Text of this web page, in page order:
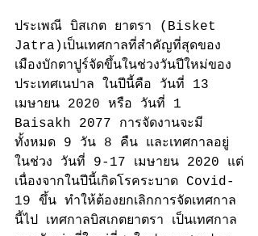
ประเพณี บิสเกต ยาตรา (Bisket
Jatra)เป็นเทศกาลที่สำคัญที่สุดของ
เมืองบักตาปูร์จัดขึ้นในช่วงวันปีใหม่ของ
ประเทศเนปาล ในปีนี้คือ วันที่ 13
เมษายน 2020 หรือ วันที่ 1
Baisakh 2077 การจัดงานจะมี
ทั้งหมด 9 วัน 8 คืน และเทศกาลอยู่
ในช่วง วันที่ 9-17 เมษายน 2020 แต่
เนื่องจากในปีนี้เกิดโรคระบาด Covid-
19 ขึ้น ทำให้ต้องยกเลิกการจัดเทศกาล
นี้ไป เทศกาลบิสเกตยาตรา เป็นเทศกาล